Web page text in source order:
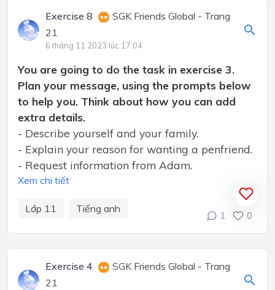
Exercise 8
SGK Friends Global - Trang
21
6 tháng 11 2023 lúc 17:04
You are going to do the task in exercise 3.
Plan your message, using the prompts below
to help you. Think about how you can add
extra details.
- Describe yourself and your family.
- Explain your reason for wanting a penfriend.
- Request information from Adam.
Xem chi tiết
Lớp 11 Tiếng anh
1 0
Exercise 4
SGK Friends Global - Trang
21